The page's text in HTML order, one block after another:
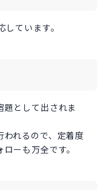
ています。
として出されま
れるので、定着度
ーも万全です。